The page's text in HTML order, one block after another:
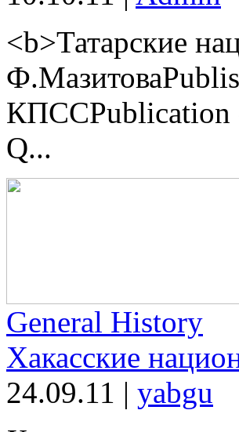
<b>Татарские
КПССPublication
Q...
General History
Хакасские
24.09.11 | yabgu